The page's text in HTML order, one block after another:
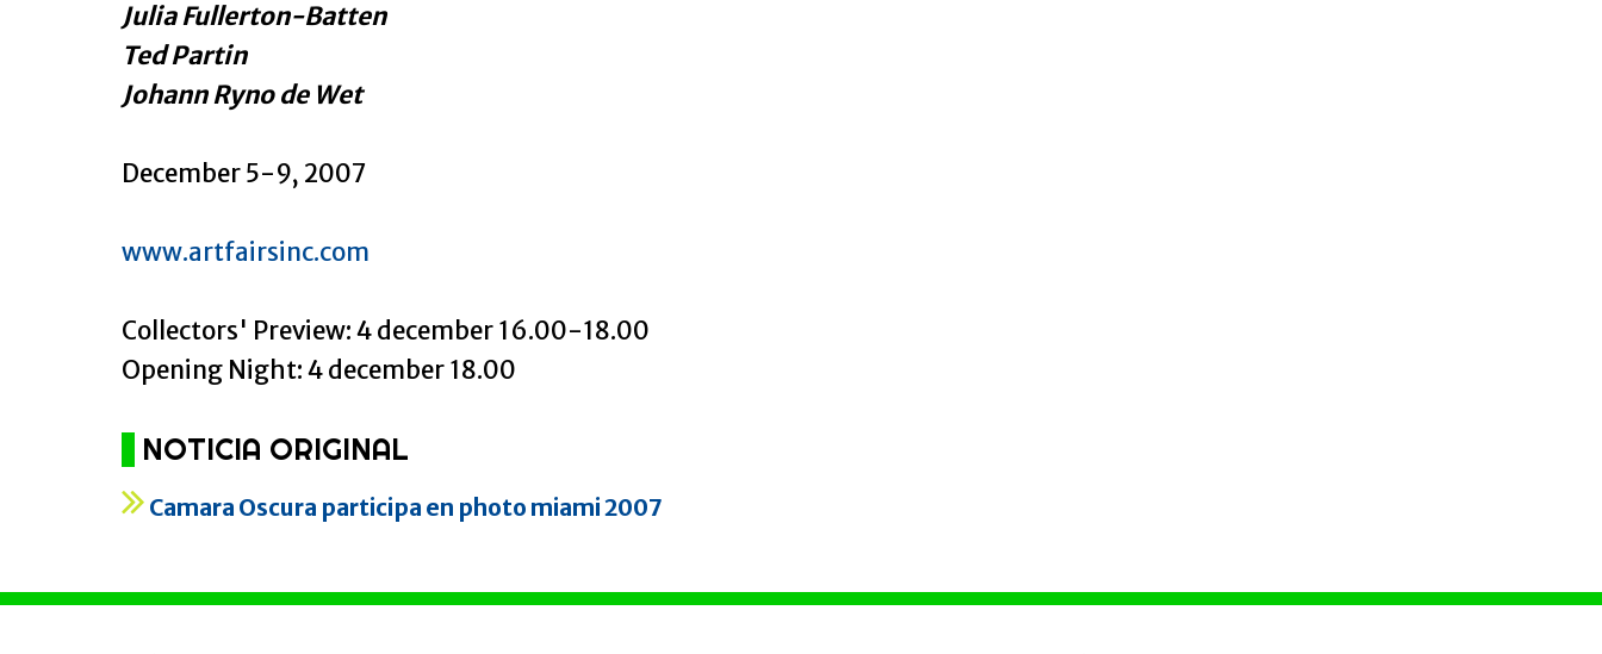
Julia Fullerton-Batten
Ted Partin
Johann Ryno de Wet
December 5-9, 2007
www.artfairsinc.com
Collectors' Preview: 4 december 16.00-18.00
Opening Night: 4 december 18.00
NOTICIA ORIGINAL
Camara Oscura participa en photo miami 2007